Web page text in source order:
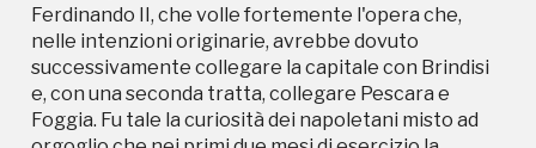
Ferdinando II, che volle fortemente l'opera che,
nelle intenzioni originarie, avrebbe dovuto
successivamente collegare la capitale con Brindisi
e, con una seconda tratta, collegare Pescara e
Foggia. Fu tale la curiosità dei napoletani misto ad
queste trattorie apparteneva ad un tale detto
Peppe 'o Fuosso, che salì agli onori della cronaca
perché in realtà l'attività serviva per coprire il
contrabbando che il titolare svolgeva profittando
del fatto che la sua taverna era adiacente e